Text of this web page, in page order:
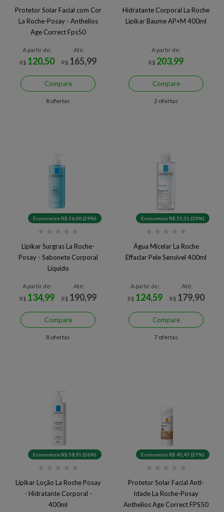
Protetor Solar Facial com Cor
La Roche-Posay - Anthelios
Age Correct Fps50
A partir de:
R$ 120,50
Até:
R$ 165,99
Compare
8 ofertas
Hidratante Corporal La Roche
Lipikar Baume AP+M 400ml
A partir de:
R$ 203,99
Compare
2 ofertas
Economize R$ 56,00 (29%)
★ ★ ★ ★ ★
Lipikar Surgras La Roche-
Posay - Sabonete Corporal
Líquido
A partir de:
R$ 134,99
Até:
R$ 190,99
Compare
8 ofertas
Economize R$ 55,31 (30%)
★ ★ ★ ★ ★
Água Micelar La Roche
Effaclar Pele Sensível 400ml
A partir de:
R$ 124,59
Até:
R$ 179,90
Compare
7 ofertas
Economize R$ 58,91 (26%)
★ ★ ★ ★ ★
Lipikar Loção La Roche Posay
- Hidratante Corporal -
400ml
Economize R$ 45,47 (27%)
★ ★ ★ ★ ★
Protetor Solar Facial Anti-
Idade La Roche-Posay
Anthelios Age Correct FPS50